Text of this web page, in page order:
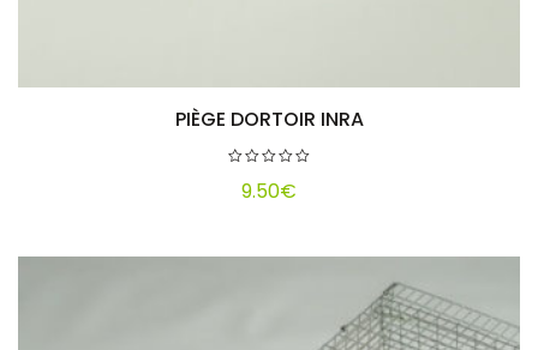
PIÈGE DORTOIR INRA
9.50€
Ajouter au panier